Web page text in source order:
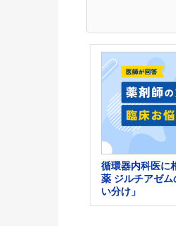
循環器内科医に
薬 ジルチアゼ
い分け」